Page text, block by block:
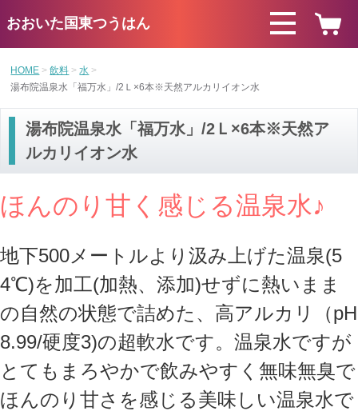
おおいた国東つうはん
HOME 飲料
水
湯布院温泉水「福万水」/2Ｌ×6本※天然アルカリイオン水
湯布院温泉水「福万水」/2Ｌ×6本※天然ア
ルカリイオン水
ほんのり甘く感じる温泉水♪
地下500メートルより汲み上げた温泉(5
4℃)を加工(加熱、添加)せずに熱いまま
の自然の状態で詰めた、 高アルカリ（pH
8.99/硬度3)の超軟水です。温泉水ですが
とてもまろやかで飲みやすく 無味無臭で
ほんのり甘さを感じる美味しい温泉水で